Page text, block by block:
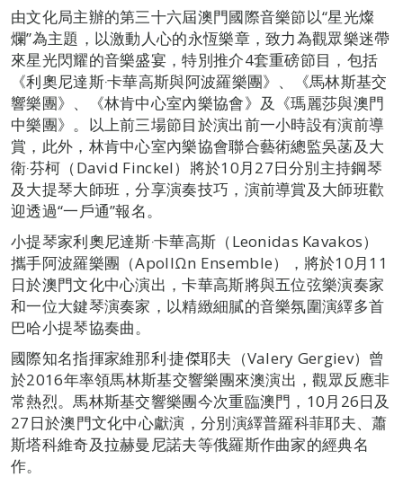
由文化局主辦的第三十六屆澳門國際音樂節以“星光燦
爛”為主題，以激動人心的永恆樂章，致力為觀眾樂迷帶
來星光閃耀的音樂盛宴，特別推介4套重磅節目，包括
《利奧尼達斯‧卡華高斯與阿波羅樂團》、《馬林斯基交
響樂團》、《林肯中心室內樂協會》及《瑪麗莎與澳門
中樂團》。以上前三場節目於演出前一小時設有演前導
賞，此外，林肯中心室內樂協會聯合藝術總監吳菡及大
衛‧芬柯（David Finckel）將於10月27日分別主持鋼琴
及大提琴大師班，分享演奏技巧，演前導賞及大師班歡
迎透過“一戶通”報名。
小提琴家利奧尼達斯‧卡華高斯（Leonidas Kavakos）
攜手阿波羅樂團（ApollΩn Ensemble），將於10月11
日於澳門文化中心演出，卡華高斯將與五位弦樂演奏家
和一位大鍵琴演奏家，以精緻細膩的音樂氛圍演繹多首
巴哈小提琴協奏曲。
國際知名指揮家維那利‧捷傑耶夫（Valery Gergiev）曾
於2016年率領馬林斯基交響樂團來澳演出，觀眾反應非
常熱烈。馬林斯基交響樂團今次重臨澳門，10月26日及
27日於澳門文化中心獻演，分別演繹普羅科菲耶夫、蕭
斯塔科維奇及拉赫曼尼諾夫等俄羅斯作曲家的經典名
作。